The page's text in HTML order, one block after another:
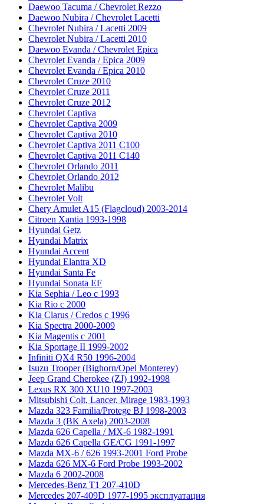
Daewoo Tacuma / Chevrolet Rezzo
Daewoo Nubira / Chevrolet Lacetti
Chevrolet Nubira / Lacetti 2009
Chevrolet Nubira / Lacetti 2010
Daewoo Evanda / Chevrolet Epica
Chevrolet Evanda / Epica 2009
Chevrolet Evanda / Epica 2010
Chevrolet Cruze 2010
Chevrolet Cruze 2011
Chevrolet Cruze 2012
Chevrolet Captiva
Chevrolet Captiva 2009
Chevrolet Captiva 2010
Chevrolet Captiva 2011 C100
Chevrolet Captiva 2011 C140
Chevrolet Orlando 2011
Chevrolet Orlando 2012
Chevrolet Malibu
Chevrolet Volt
Chery Amulet A15 (Flagcloud) 2003-2014
Citroen Xantia 1993-1998
Hyundai Getz
Hyundai Matrix
Hyundai Accent
Hyundai Elantra XD
Hyundai Santa Fe
Hyundai Sonata EF
Kia Sephia / Leo с 1993
Kia Rio с 2000
Kia Clarus / Credos с 1996
Kia Spectra 2000-2009
Kia Magentis с 2001
Kia Sportage II 1999-2002
Infiniti QX4 R50 1996-2004
Isuzu Trooper (Bighorn/Opel Monterey)
Jeep Grand Cherokee (ZJ) 1992-1998
Lexus RX 300 XU10 1997-2003
Mitsubishi Colt, Lancer, Mirage 1983-1993
Mazda 323 Familia/Protege BJ 1998-2003
Mazda 3 (BK Axela) 2003-2008
Mazda 626 Capella / MX-6 1982-1991
Mazda 626 Capella GE/CG 1991-1997
Mazda MX-6 / 626 1993-2001 Ford Probe
Mazda 626 MX-6 Ford Probe 1993-2002
Mazda 6 2002-2008
Mercedes-Benz T1 207-410D
Mercedes 207-409D 1977-1995 эксплуатация